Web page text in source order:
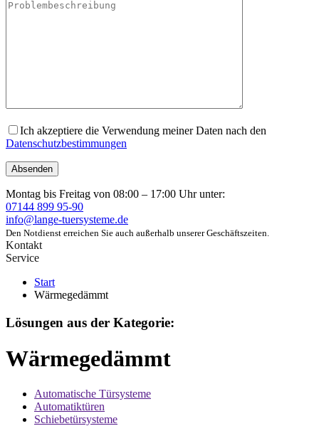
Ich akzeptiere die Verwendung meiner Daten nach den
Datenschutzbestimmungen
Montag bis Freitag von 08:00 – 17:00 Uhr unter:
07144 899 95-90
info@lange-tuersysteme.de
Den Notdienst erreichen Sie auch außerhalb unserer Geschäftszeiten.
Kontakt
Service
Start
Wärmegedämmt
Lösungen aus der Kategorie:
Wärmegedämmt
Automatische Türsysteme
Automatiktüren
Schiebetürsysteme